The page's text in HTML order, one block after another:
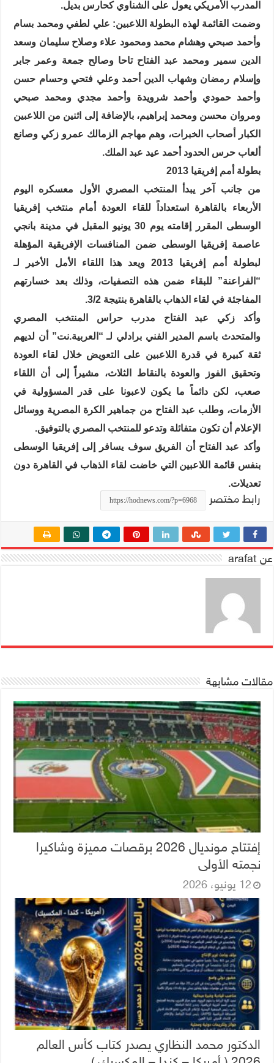
المدرب الأمريكي يعول على الشناوي كحارس بديل.
وضمت القائمة لهذه البطولة اللاعبين: علي لطفي ومحمد بسام
وأحمد صبحي وهشام محمد ومحمود علاء وصلاح سليمان وسعد
الدين سمير ومحمد عبد الفتاح تاحا وصالح جمعة وعمر جابر
وإسلام رمضان وشهاب الدين أحمد وعلي فتحي وحسام حسن
وأحمد حمودي وأحمد شرويدة وأحمد مجدي ومحمد صبحي
ومروان محسن ومحمد إبراهيم، بالإضافة إلى اثنين من اللاعبين
الكبار أصحاب الخبرات، وهم مهاجم الزمالك عمرو زكي وصانع
ألعاب حرس الحدود أحمد عيد عبد الملك.
بطولة أمم إفريقيا 2013
من جانب آخر يبدأ المنتخب المصري الأول معسكره اليوم
الأربعاء بالقاهرة استعداداً للقاء العودة أمام منتخب إفريقيا
الوسطى المقرر إقامته يوم 30 يونيو المقبل في مدينة بانجي
عاصمة إفريقيا الوسطى ضمن المنافسات الإفريقية المؤهلة
لبطولة أمم إفريقيا 2013 ويعد هذا اللقاء الأمل الأخير لـ
“الفراعنة” للبقاء ضمن هذه التصفيات، وذلك بعد خسارتهم
المفاجئة في لقاء الذهاب بالقاهرة بنتيجة 3/2.
وأكد زكي عبد الفتاح مدرب حراس المنتخب المصري
والمتحدث باسم المدير الفني برادلي لـ “العربية.نت” أن لديهم
ثقة كبيرة في قدرة اللاعبين على التعويض خلال لقاء العودة
وتحقيق الفوز والعودة بالنقاط الثلاث، مشيراً إلى أن اللقاء
صعب، لكن دائماً ما يكون لاعبونا على قدر المسؤولية في
الأزمات، وطلب عبد الفتاح من جماهير الكرة المصرية ووسائل
الإعلام أن تكون متفائلة وتدعو للمنتخب المصري بالتوفيق.
وأكد عبد الفتاح أن الفريق سوف يسافر إلى إفريقيا الوسطى
بنفس قائمة اللاعبين التي خاضت لقاء الذهاب في القاهرة دون
تعديلات.
رابط مختصر
عن arafat
مقالات مشابهة
إفتتاح مونديال 2026 برقصات مميزة وشاكيرا
نجمته الأولى
12 يونيو، 2026
الدكتور محمد النظاري يصدر كتاب كأس العالم